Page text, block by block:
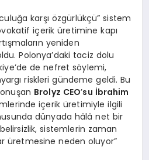
karşı özgürlükçü” sistem
içerik üretimine kapı
yeniden
Polonya’daki taciz dolu
de nefret söylemi,
riskleri gündeme geldi. Bu
Brolyz CEO’su İbrahim
içerik üretimiyle ilgili
dünyada hâlâ net bir
sistemlerin zaman
üretmesine neden oluyor”